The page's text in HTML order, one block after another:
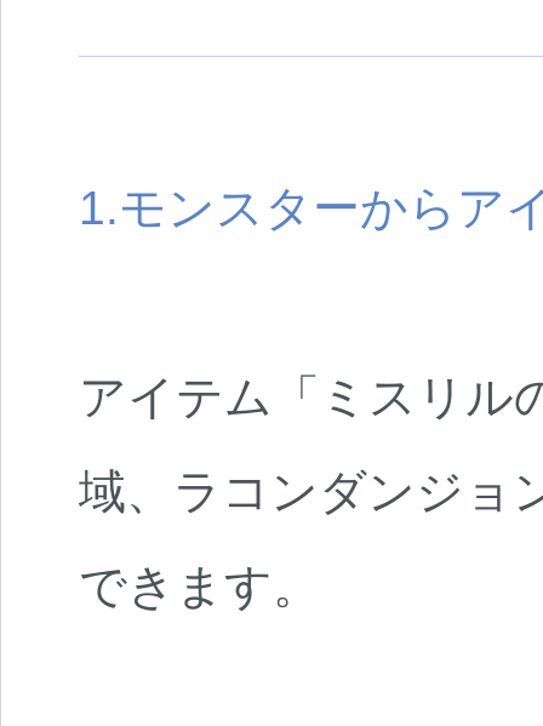
1.モンスターからア
アイテム「ミスリル
域、ラコンダンジョ
できます。